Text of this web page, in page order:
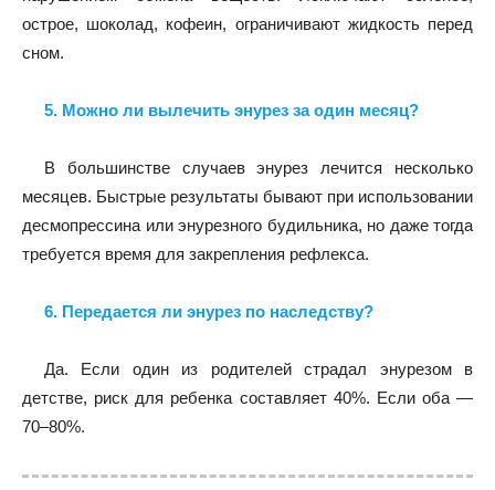
острое, шоколад, кофеин, ограничивают жидкость перед
сном.
5. Можно ли вылечить энурез за один месяц?
В большинстве случаев энурез лечится несколько
месяцев. Быстрые результаты бывают при использовании
десмопрессина или энурезного будильника, но даже тогда
требуется время для закрепления рефлекса.
6. Передается ли энурез по наследству?
Да. Если один из родителей страдал энурезом в
детстве, риск для ребенка составляет 40%. Если оба —
70–80%.